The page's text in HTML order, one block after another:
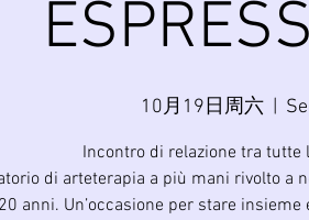
10月19日周六
Incontro di relazione tra tutte
di arteterapia a più mani rivolto a
anni. Un’occasione per stare